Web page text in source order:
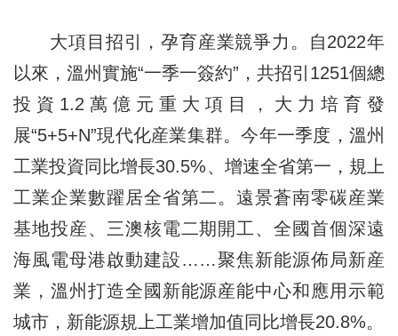
大項目招引，孕育産業競爭力。自2022年
以來，溫州實施“一季一簽約”，共招引1251個總
投資1.2萬億元重大項目，大力培育發
展“5+5+N”現代化産業集群。今年一季度，溫州
工業投資同比增長30.5%、增速全省第一，規上
工業企業數躍居全省第二。遠景蒼南零碳産業
基地投産、三澳核電二期開工、全國首個深遠
海風電母港啟動建設……聚焦新能源佈局新産
業，溫州打造全國新能源産能中心和應用示範
城市，新能源規上工業增加值同比增長20.8%。